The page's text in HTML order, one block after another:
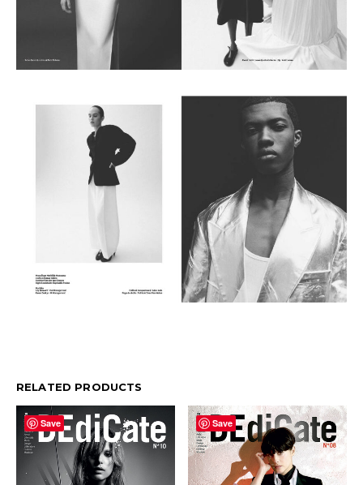
RELATED PRODUCTS
Save Save